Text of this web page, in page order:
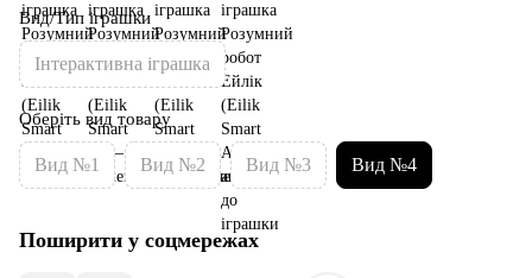
Вид/Тип іграшки
Інтерактивна іграшка
Оберіть вид товару
Вид №1 Вид №2 Вид №3 Вид №4
Поширити у соцмережах